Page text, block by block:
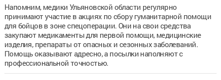
Напомним, медики Ульяновской области регулярно
принимают участие в акциях по сбору гуманитарной помощи
для бойцов в зоне спецоперации. Они на свои средства
закупают медикаменты для первой помощи, медицинские
изделия, препараты от опасных и сезонных заболеваний.
Помощь оказывают адресно, а посылки наполняют с
профессиональной точностью.